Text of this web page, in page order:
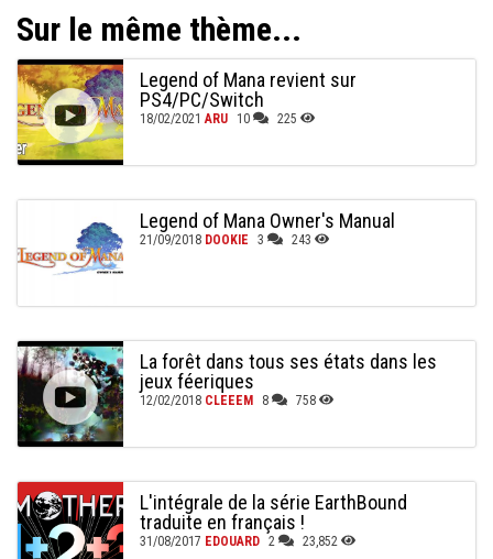
Sur le même thème...
Legend of Mana revient sur
PS4/PC/Switch
18/02/2021ARU 10 225
Legend of Mana Owner's Manual
21/09/2018 DOOKIE 3 243
La forêt dans tous ses états dans les
jeux féeriques
12/02/2018 CLEEEM 8 758
L'intégrale de la série EarthBound
traduite en français !
31/08/2017 EDOUARD 2 23,852